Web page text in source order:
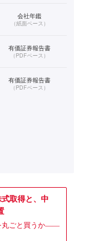
会社年鑑
（紙面ベース）
有価証券報告書
（PDFベース）
有価証券報告書
（PDFベース）
取得と、中
丸ごと買うか——